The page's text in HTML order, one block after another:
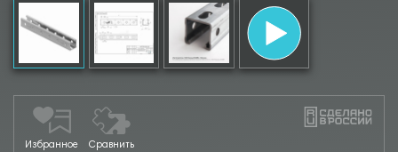
Избранное Сравнить